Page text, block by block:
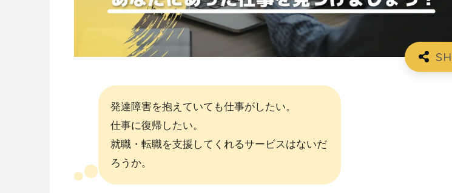
発達障害を抱えていても仕事がしたい。
仕事に復帰したい。
就職・転職を支援してくれるサービスはないだ
ろうか。